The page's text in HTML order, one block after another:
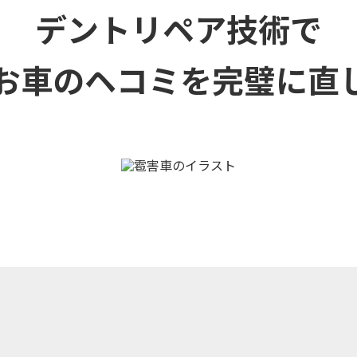
デントリペア技術で
車のヘコミを完璧に直